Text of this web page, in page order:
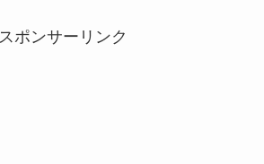
スポンサーリンク